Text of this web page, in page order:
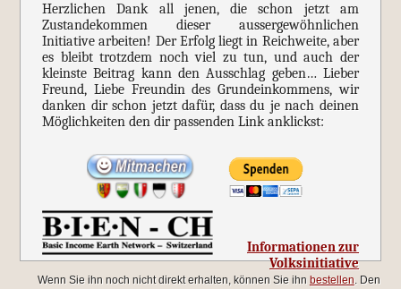
Herzlichen Dank all jenen, die schon jetzt am
Zustandekommen dieser aussergewöhnlichen
Initiative arbeiten! Der Erfolg liegt in Reichweite, aber
es bleibt trotzdem noch viel zu tun, und auch der
kleinste Beitrag kann den Ausschlag geben… Lieber
Freund, Liebe Freundin des Grundeinkommens, wir
danken dir schon jetzt dafür, dass du je nach deinen
Möglichkeiten den dir passenden Link anklickst:
Informationen zur
Volksinitiative
Wenn Sie ihn noch nicht direkt erhalten, können Sie ihn bestellen. Den